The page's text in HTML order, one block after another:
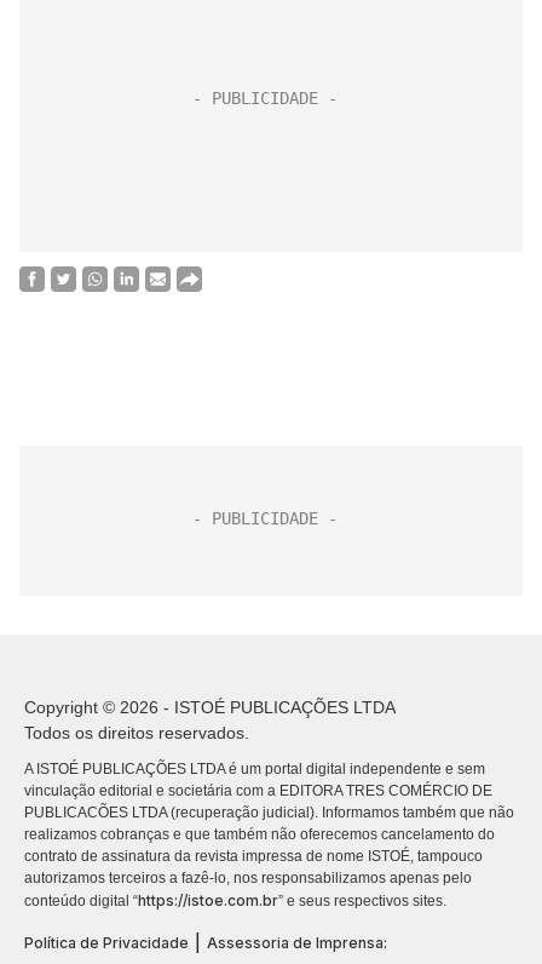
Copyright © 2026 - ISTOÉ PUBLICAÇÕES LTDA
Todos os direitos reservados.
A ISTOÉ PUBLICAÇÕES LTDA é um portal digital independente e sem
vinculação editorial e societária com a EDITORA TRES COMÉRCIO DE
PUBLICACÕES LTDA (recuperação judicial). Informamos também que não
realizamos cobranças e que também não oferecemos cancelamento do
contrato de assinatura da revista impressa de nome ISTOÉ, tampouco
autorizamos terceiros a fazê-lo, nos responsabilizamos apenas pelo
conteúdo digital “https://istoe.com.br” e seus respectivos sites.
Política de Privacidade Assessoria de Imprensa: